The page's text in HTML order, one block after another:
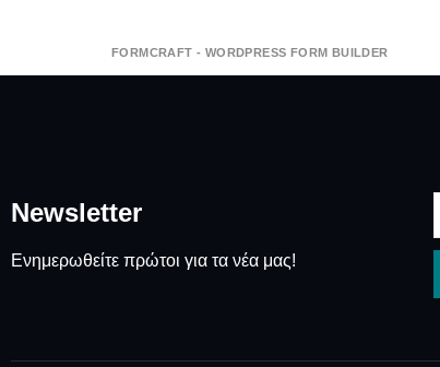
FORMCRAFT - WORDPRESS FORM BUILDER
Newsletter
Ενημερωθείτε πρώτοι για τα νέα μας!